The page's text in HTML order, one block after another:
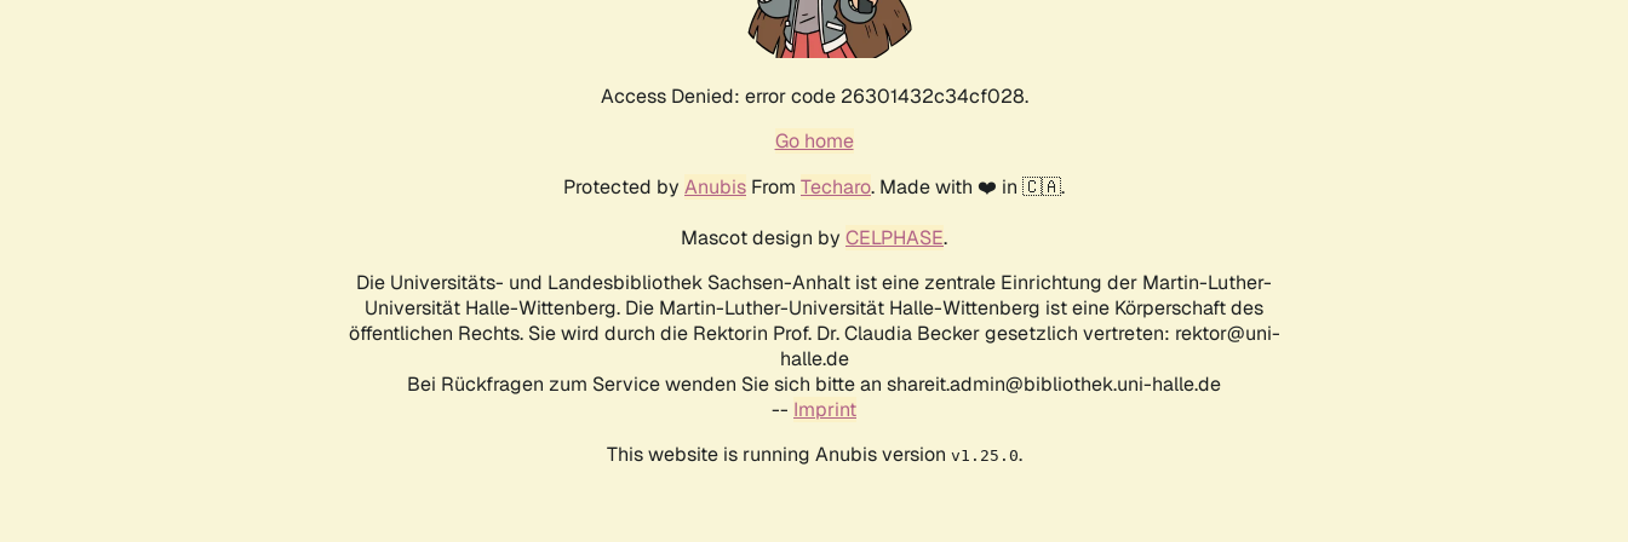
Access Denied: error code 26301432c34cf028.
Go home
Protected by Anubis From Techaro. Made with ❤️ in 🇨🇦.
Mascot design by CELPHASE.
Die Universitäts- und Landesbibliothek Sachsen-Anhalt ist eine zentrale Einrichtung der Martin-Luther-
Universität Halle-Wittenberg. Die Martin-Luther-Universität Halle-Wittenberg ist eine Körperschaft des
öffentlichen Rechts. Sie wird durch die Rektorin Prof. Dr. Claudia Becker gesetzlich vertreten: rektor@uni-
halle.de
Bei Rückfragen zum Service wenden Sie sich bitte an shareit.admin@bibliothek.uni-halle.de
-- Imprint
This website is running Anubis version v1.25.0.